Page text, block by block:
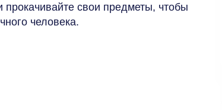
свои предметы, чтобы
человека.